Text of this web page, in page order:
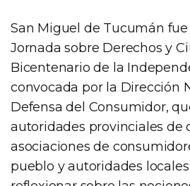
San Miguel de Tucumán fue
Jornada sobre Derechos y
Bicentenario de la
convocada por la Dirección
Defensa del Consumidor,
autoridades provinciales de
asociaciones de
pueblo y autoridades